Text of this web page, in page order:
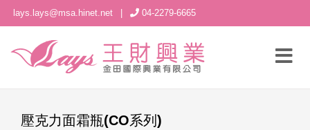
lays.lays@msa.hinet.net 04-2279-6665
壓克力面霜瓶(CO系列)